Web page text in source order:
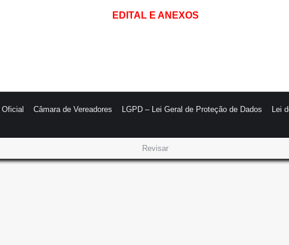
EDITAL E ANEXOS
Oficial Câmara de Vereadores LGPD – Lei Geral de Proteção de Dados Lei
Revisar